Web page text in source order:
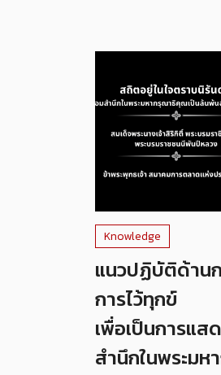
Knowledge
แนวปฏิบัติด้าน
การไว้ทุกข์
เพื่อเป็นการแส
สำนึกในพระม